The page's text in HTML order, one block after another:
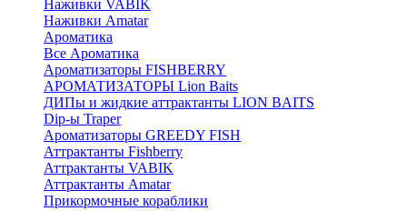
Наживки VABIK
Наживки Amatar
Ароматика
Все Ароматика
Ароматизаторы FISHBERRY
АРОМАТИЗАТОРЫ Lion Baits
ДИПы и жидкие аттрактанты LION BAITS
Dip-ы Traper
Ароматизаторы GREEDY FISH
Аттрактанты Fishberry
Аттрактанты VABIK
Аттрактанты Amatar
Прикормочные кораблики